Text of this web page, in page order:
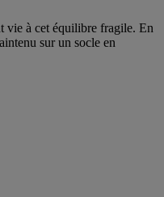
vie à cet équilibre fragile. En
sur un socle en